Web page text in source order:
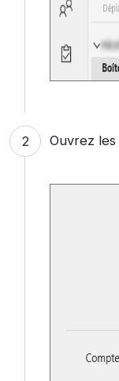
Ouvrez les